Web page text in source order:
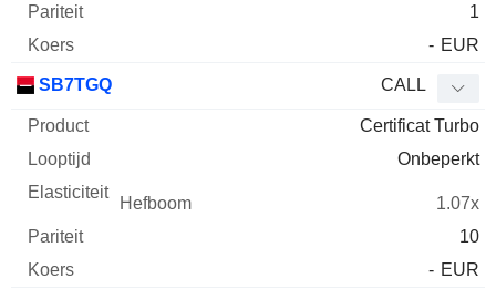
1
- EUR
SB7TGQ CALL
Certificat Turbo
Onbeperkt
1.07x
10
- EUR